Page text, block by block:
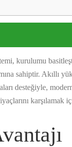
kurulumu
sahiptir. Akıllı
desteğiyle,
karşılamak